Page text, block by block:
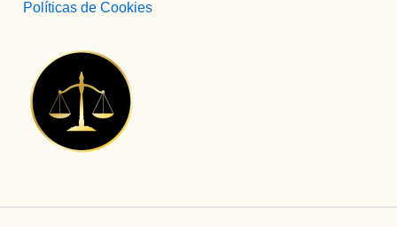
Políticas de Cookies